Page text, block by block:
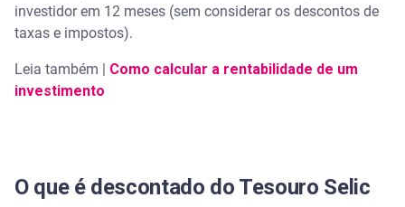
investidor em 12 meses (sem considerar os descontos de
taxas e impostos).
Leia também | Como calcular a rentabilidade de um
investimento
O que é descontado do Tesouro Selic